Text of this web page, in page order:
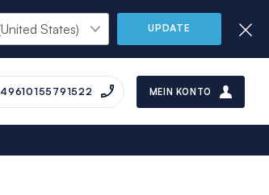
UPDATE
MEIN KONTO